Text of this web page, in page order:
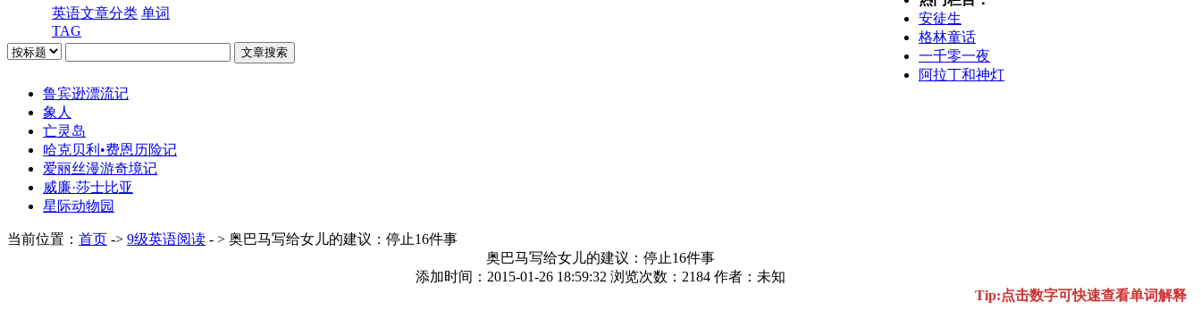
英语文章分类 单词
TAG
安徒生
格林童话
一千零一夜
阿拉丁和神灯
鲁宾逊漂流记
象人
亡灵岛
哈克贝利•费恩历险记
爱丽丝漫游奇境记
威廉·莎士比亚
星际动物园
当前位置： 首页 -> 9级英语阅读 - > 奥巴马写给女儿的建议：停止16件事
奥巴马写给女儿的建议：停止16件事
添加时间：2015-01-26 18:59:32 浏览次数： 2184 作者：未知
Tip:点击数字可快速查看单词解释